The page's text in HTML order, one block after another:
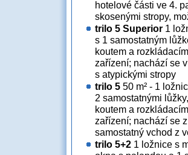
hotelové části ve 4.
skosenými stropy,
trilo 5 Superior 1
s 1 samostatným
koutem a
zařízení; nachází se
s atypickými stropy
trilo 5 50 m² - 1
2 samostatnými
koutem a
zařízení; nachází se
samostatný vchod z
trilo 5+2 1 ložnice s